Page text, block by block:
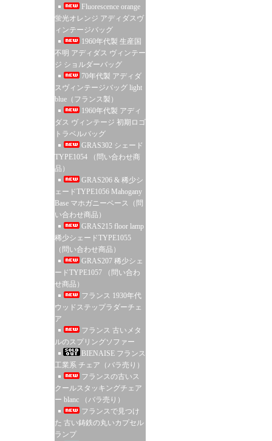
Fluorescence orange
蛍光オレンジ アディダスヴ
ィンテージバッグ
1960年代製 生産国
不明 アディダス ヴィンテー
ジ ショルダーバッグ
70年代製 アディダ
スヴィンテージバッグ light
blue（フランス製）
1960年代製 アディ
ダス ヴィンテージ 初期ロゴ
トラベルバッグ
GRAS302 シェード
TYPE1054 （問い合わせ商
品）
GRAS206 & 稀少シ
ェードTYPE1056 Mahogany
Base マホガニーベース（問
い合わせ商品）
GRAS215 floor lamp
稀少シェードTYPE1055
（問い合わせ商品）
GRAS207 稀少シェ
ードTYPE1057 （問い合わ
せ商品）
フランス 1930年代
ウッドステップラダーチェ
ア
フランス 古いメタ
ルのスプリングソファー
BIENAISE フランス
工業系 チェア（バラ売り）
フランスの古いス
クールスタッキングチェア
ー blanc （バラ売り）
フランスで見つけ
た 古い鋳鉄の丸いカプセル
ランプ